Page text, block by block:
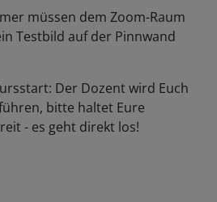
müssen dem Zoom-Raum
Testbild auf der Pinnwand
Der Dozent wird Euch
bitte haltet Eure
- es geht direkt los!